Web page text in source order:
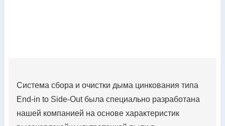
Система сбора и очистки дыма цинкования типа
End-in to Side-Out была специально разработана
нашей компанией на основе характеристик